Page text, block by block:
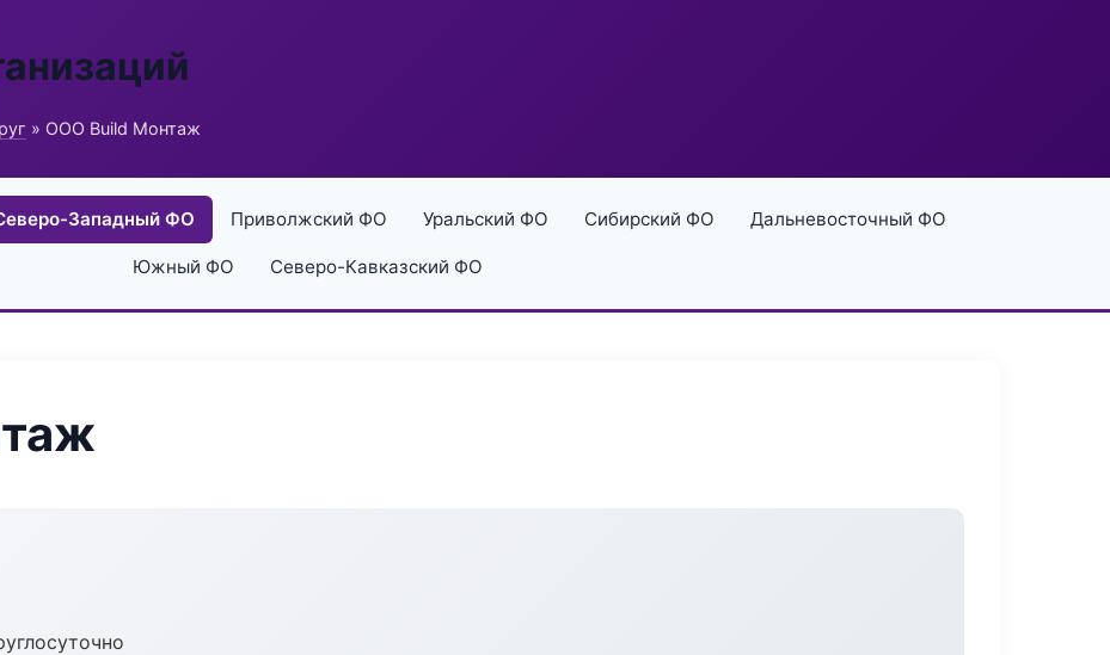
» ООО Build Монтаж
Западный ФО Приволжский ФО Уральский ФО Сибирский ФО Дальневосточный ФО
Южный ФО Северо-Кавказский ФО